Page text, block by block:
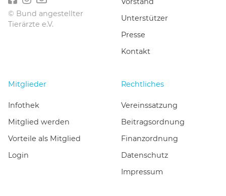
© Bund angestellter
Tierärzte e.V.
Unterstützer
Presse
Kontakt
Mitglieder
Infothek
Mitglied werden
Vorteile als Mitglied
Login
Rechtliches
Vereinssatzung
Beitragsordnung
Finanzordnung
Datenschutz
Impressum